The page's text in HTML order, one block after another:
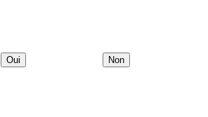
Oui Non